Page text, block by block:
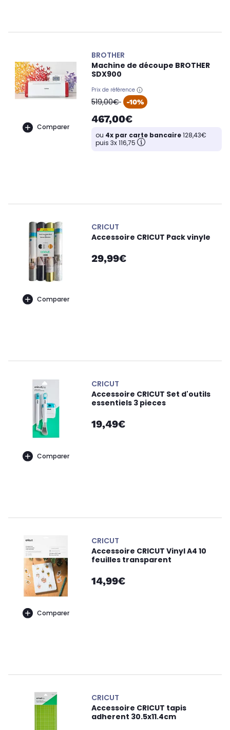
Comparer
BROTHER
Machine de découpe BROTHER
SDX900
Prix de référence
oldPrice
519,00€ -10%
467,00€
ou 4x par carte bancaire128,43€
puis 3x 116,75
Comparer
CRICUT
Accessoire CRICUT Pack vinyle
29,99€
Comparer
CRICUT
Accessoire CRICUT Set d'outils
essentiels 3 pieces
19,49€
Comparer
CRICUT
Accessoire CRICUT Vinyl A4 10
feuilles transparent
14,99€
CRICUT
Accessoire CRICUT tapis
adherent 30.5x11.4cm